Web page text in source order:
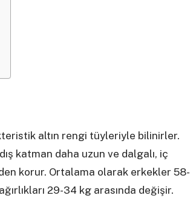
altın rengi tüyleriyle bilinirler.
katman daha uzun ve dalgalı, iç
korur. Ortalama olarak erkekler 58-
29-34 kg arasında değişir.